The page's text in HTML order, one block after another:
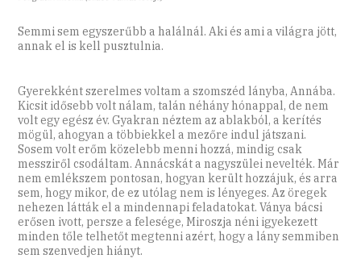
Semmi sem egyszerűbb a halálnál. Aki és ami a világra jött,
annak el is kell pusztulnia.
Gyerekként szerelmes voltam a szomszéd lányba, Annába.
Kicsit idősebb volt nálam, talán néhány hónappal, de nem
volt egy egész év. Gyakran néztem az ablakból, a kerítés
mögül, ahogyan a többiekkel a mezőre indul játszani.
Sosem volt erőm közelebb menni hozzá, mindig csak
messziről csodáltam. Annácskát a nagyszülei nevelték. Már
nem emlékszem pontosan, hogyan került hozzájuk, és arra
sem, hogy mikor, de ez utólag nem is lényeges. Az öregek
nehezen látták el a mindennapi feladatokat. Ványa bácsi
erősen ivott, persze a felesége, Miroszja néni igyekezett
minden tőle telhetőt megtenni azért, hogy a lány semmiben
sem szenvedjen hiányt.